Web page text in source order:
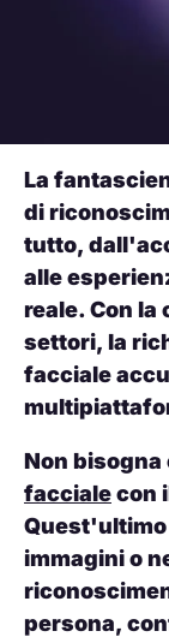
La
di
tutto,
alle
reale. Con
settori, la
facciale
Non
faccialecon
Quest'ultimo
immagini o
persona,